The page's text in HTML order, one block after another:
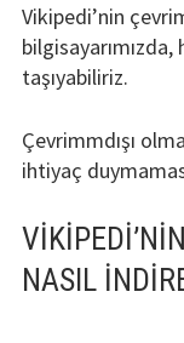
Vikipedi’nin
bilgisayarımızda,
taşıyabiliriz.
Çevrimmdışı
ihtiyaç
NASIL